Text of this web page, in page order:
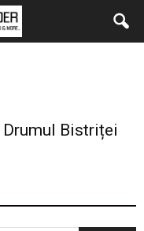
Bistriței